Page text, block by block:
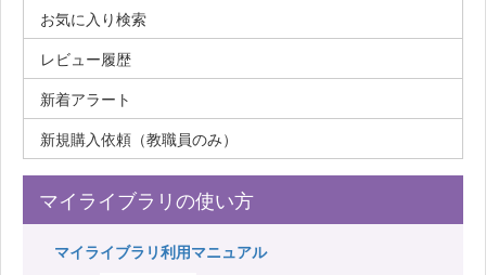
お気に入り検索
レビュー履歴
新着アラート
新規購入依頼（教職員のみ）
マイライブラリの使い方
マイライブラリ利用マニュアル